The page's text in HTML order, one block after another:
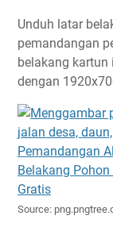
Unduh latar
pemandangan
belakang kartun
dengan
Source: